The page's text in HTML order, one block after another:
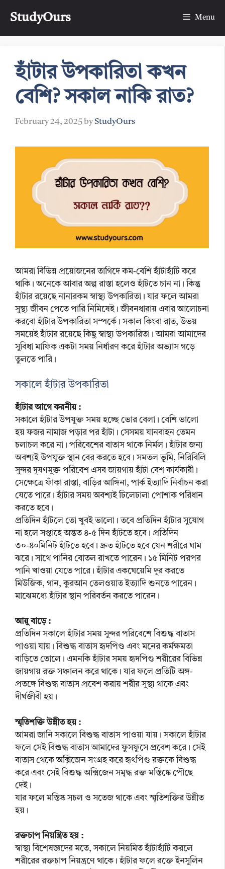
StudyOurs Menu
হাঁটার উপকারিতা কখন
বেশি? সকাল নাকি রাত?
February 24, 2025 byStudyOurs
আমরা বিভিন্ন প্রয়োজনের তাগিদে কম-বেশি হাঁটাহাঁটি করে
থাকি। অনেকে আবার অল্প রাস্তা হলেও হাঁটতে চান না। কিন্তু
হাঁটার রয়েছে নানারকম স্বাস্থ্য উপকারিতা। যার ফলে আমরা
সুস্থ্য জীবন পেতে পারি নিমিষেই। জীবনধারায় এবার আলোচনা
করবো হাঁটার উপকারিতা সম্পর্কে। সকাল কিংবা রাত, উভয়
সময়েই হাঁটার রয়েছে কিছু স্বাস্থ্য উপকারিতা। আমরা আমাদের
সুবিধা মাফিক একটা সময় নির্ধারণ করে হাঁটার অভ্যাস গড়ে
তুলতে পারি।
সকালে হাঁটার উপকারিতা
হাঁটার আগে করনীয় :
সকালে হাঁটার উপযুক্ত সময় হচ্ছে ভোর বেলা। বেশি ভালো
হয় ফজর নামাজ পড়ার পর হাঁটা। সেসময় যানবাহন তেমন
চলাচল করে না। পরিবেশের বাতাস থাকে নির্মল। হাঁটার জন্য
অবশ্যই উপযুক্ত স্থান বের করতে হবে। সমতল ভূমি, নিরিবিলি
সুন্দর দূষণমুক্ত পরিবেশ এসব জায়গায় হাঁটা বেশ কার্যকারী।
সেক্ষেত্রে ফাঁকা রাস্তা, বাড়ির আঙ্গিনা, পার্ক ইত্যাদি নির্বাচন করা
যেতে পারে। হাঁটার সময় অবশ্যই ঢিলেঢালা পোশাক পরিধান
করতে হবে।
প্রতিদিন হাঁটলে তো খুবই ভালো। তবে প্রতিদিন হাঁটার সুযোগ
না হলে সপ্তাহে অন্তত ৪-৫ দিন হাঁটতে হবে। প্রতিদিন
৩০-৪০মিনিট হাঁটতে হবে। দ্রুত হাঁটতে হবে যেন শরীরে ঘাম
ঝরে। সাথে পানির বোতল রাখতে পারেন। ১৫ মিনিট পরপর
পানি খাওয়া যেতে পারে। হাঁটার একঘেয়েমি দূর করতে
মিউজিক, গান, কুরআন তেলওয়াত ইত্যাদি শুনতে পারেন।
মাঝেমধ্যে হাঁটার স্থান পরিবর্তন করতে পারেন।
আয়ু বাড়ে :
প্রতিদিন সকালে হাঁটার সময় সুন্দর পরিবেশে বিশুদ্ধ বাতাস
পাওয়া যায়। বিশুদ্ধ বাতাস হৃদপিণ্ড এবং মনের কর্মক্ষমতা
বাড়িতে তোলে। এমনকি হাঁটার সময় হৃদপিণ্ড শরীরের বিভিন্ন
জায়গায় রক্ত সঞ্চালন করে থাকে। যার ফলে প্রতিটি অঙ্গ-
প্রতঙ্গে বিশুদ্ধ বাতাস প্রবেশ করায় শরীর সুস্থ্য থাকে এবং
দীর্ঘজীবী হয়।
স্মৃতিশক্তি উন্নীত হয় :
আমরা জানি সকালে বিশুদ্ধ বাতাস পাওয়া যায়। সকালে হাঁটার
ফলে সেই বিশুদ্ধ বাতাস আমাদের ফুসফুসে প্রবেশ করে। সেই
বাতাস থেকে অক্সিজেন সংগ্রহ করে হৃৎপিণ্ড রক্তকে বিশুদ্ধ
করে এবং সেই বিশুদ্ধ অক্সিজেন সমৃদ্ধ রক্ত মস্তিষ্কে পৌছে
দেই।
যার ফলে মস্তিষ্ক সচল ও সতেজ থাকে এবং স্মৃতিশক্তির উন্নীত
হয়।
রক্তচাপ নিয়ন্ত্রিত হয় :
স্বাস্থ্য বিশেষজ্ঞদের মতে, সকালে নিয়মিত হাঁটাহাঁটি করলে
শরীরের রক্তচাপ নিয়ন্ত্রণে থাকে। হাঁটার ফলে রক্তে ইনসুলিন